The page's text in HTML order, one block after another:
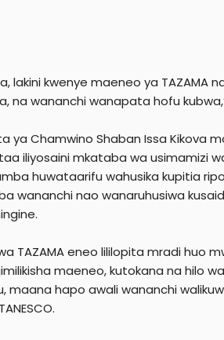
lakini kwenye maeneo ya TAZAMA
na wananchi wanapata hofu
ya Chamwino Shaban Issa Kikova
iliyosaini mkataba wa usimamizi
huwataarifu wahusika kupitia
wananchi nao wanaruhusiwa
TAZAMA eneo lililopita mradi huo
maeneo, kutokana na hilo
maana hapo awali wananchi